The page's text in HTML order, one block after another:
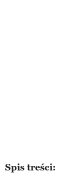
Spis treści: